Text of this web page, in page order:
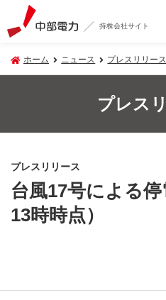
持株会社サイト
ホーム ニュース プレスリリース
プレス
プレスリリース
台風17号による
13時時点）